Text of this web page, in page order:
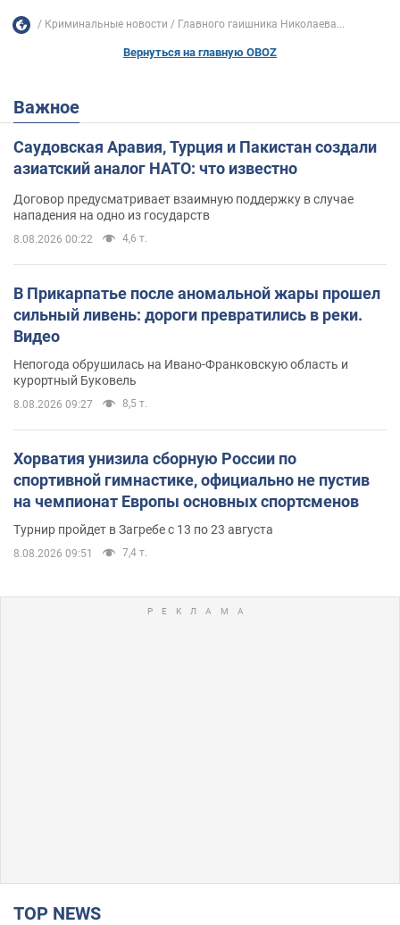
Криминальные новости Главного гаишника Николаева...
Вернуться на главную OBOZ
Важное
Саудовская Аравия, Турция и Пакистан создали
азиатский аналог НАТО: что известно
Договор предусматривает взаимную поддержку в случае
нападения на одно из государств
8.08.2026 00:22 4,6 т.
В Прикарпатье после аномальной жары прошел
сильный ливень: дороги превратились в реки.
Видео
Непогода обрушилась на Ивано-Франковскую область и
курортный Буковель
8.08.2026 09:27 8,5 т.
Хорватия унизила сборную России по
спортивной гимнастике, официально не пустив
на чемпионат Европы основных спортсменов
Турнир пройдет в Загребе с 13 по 23 августа
8.08.2026 09:51 7,4 т.
TOP NEWS